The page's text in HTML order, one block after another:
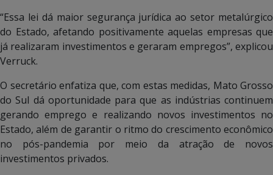
“Essa lei dá maior segurança jurídica ao setor metalúrgico
do Estado, afetando positivamente aquelas empresas que
já realizaram investimentos e geraram empregos”, explicou
Verruck.
O secretário enfatiza que, com estas medidas, Mato Grosso
do Sul dá oportunidade para que as indústrias continuem
gerando emprego e realizando novos investimentos no
Estado, além de garantir o ritmo do crescimento econômico
no pós-pandemia por meio da atração de novos
investimentos privados.